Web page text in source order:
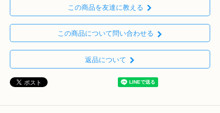
この商品を友達に教える
この商品について問い合わせる
返品について